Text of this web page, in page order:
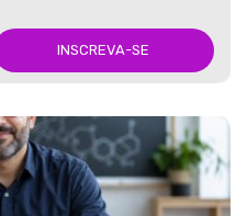
INSCREVA-SE